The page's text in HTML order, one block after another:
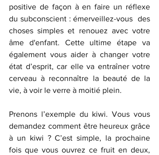
positive de façon à en faire un réflexe
du subconscient : émerveillez-vous  des
choses simples et renouez avec votre
âme d'enfant. Cette ultime étape va
également vous aider à changer votre
état d’esprit, car elle va entraîner votre
cerveau à reconnaître la beauté de la
vie, à voir le verre à moitié plein.
Prenons l’exemple du kiwi. Vous vous
demandez comment être heureux grâce
à un kiwi ? C’est simple, la prochaine
fois que vous ouvrez ce fruit en deux,